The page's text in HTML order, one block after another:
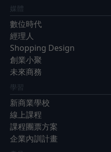
媒體
數位時代
經理人
Shopping Design
創業小聚
未來商務
學習
新商業學校
線上課程
課程團票方案
企業內訓計畫